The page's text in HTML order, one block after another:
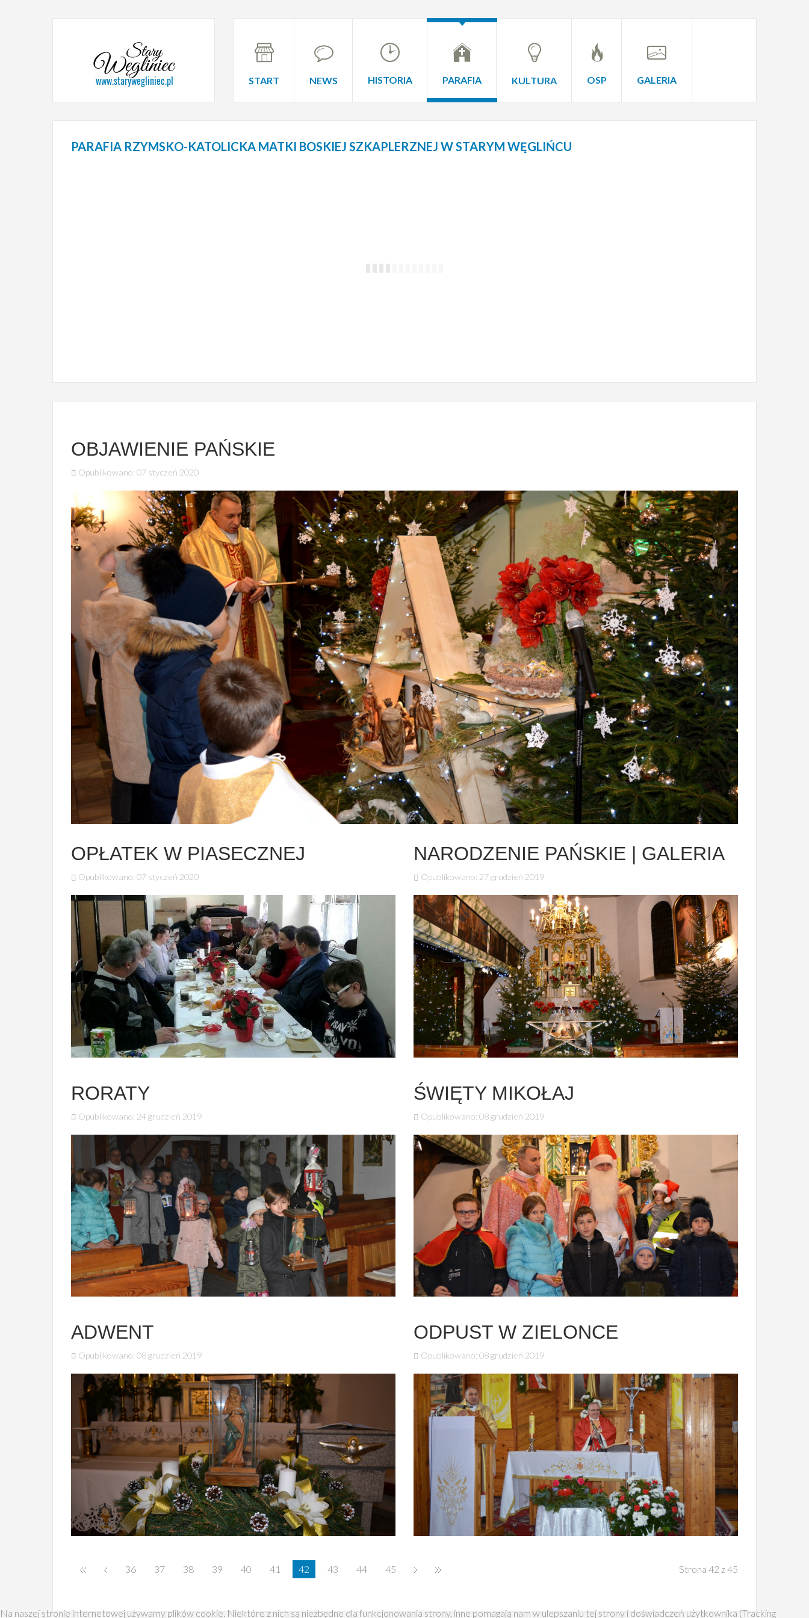
START NEWS HISTORIA PARAFIA KULTURA OSP GALERIA
PARAFIA RZYMSKO-KATOLICKA MATKI BOSKIEJ SZKAPLERZNEJ W STARYM WĘGLIŃCU
PIASECZNA
Kościół filialny Apostołów Piotra i Pawła
OGŁOSZENIA
Porządek mszy św. i ogłoszenia parafialne
OBJAWIENIE PAŃSKIE
Opublikowano: 07 styczeń 2020
OPŁATEK W PIASECZNEJ
Opublikowano: 07 styczeń 2020
NARODZENIE PAŃSKIE | GALERIA
Opublikowano: 27 grudzień 2019
RORATY
Opublikowano: 24 grudzień 2019
ŚWIĘTY MIKOŁAJ
Opublikowano: 08 grudzień 2019
ADWENT
Opublikowano: 08 grudzień 2019
ODPUST W ZIELONCE
Opublikowano: 08 grudzień 2019
Strona 42 z 45
36 37 38 39 40 41 42 43 44 45
Na naszej stronie internetowej używamy plików cookie. Niektóre z nich są niezbędne dla funkcjonowania strony, inne pomagają nam w ulepszaniu tej strony i doświadczeń użytkownika (Tracking